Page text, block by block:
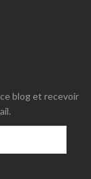
blog et recevoir